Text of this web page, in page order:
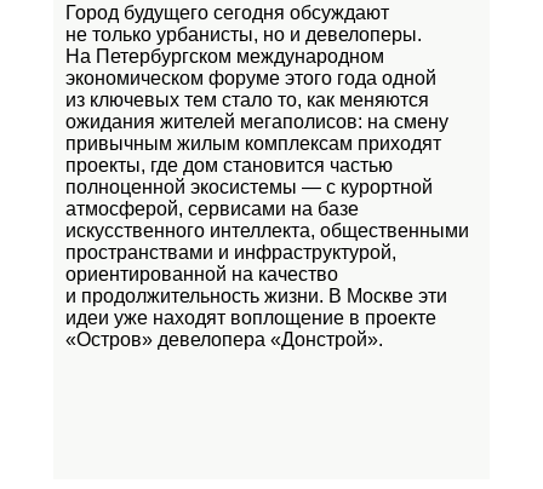
Город будущего сегодня обсуждают
не только урбанисты, но и девелоперы.
На Петербургском международном
экономическом форуме этого года одной
из ключевых тем стало то, как меняются
ожидания жителей мегаполисов: на смену
привычным жилым комплексам приходят
проекты, где дом становится частью
полноценной экосистемы — с курортной
атмосферой, сервисами на базе
искусственного интеллекта, общественными
пространствами и инфраструктурой,
ориентированной на качество
и продолжительность жизни. В Москве эти
идеи уже находят воплощение в проекте
«Остров» девелопера «Донстрой».